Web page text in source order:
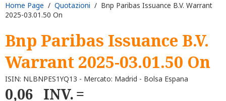
Home Page / Quotazioni / Bnp Paribas Issuance B.V. Warrant
2025-03.01.50 On
Bnp Paribas Issuance B.V.
Warrant 2025-03.01.50 On
ISIN: NLBNPES1YQ13 - Mercato: Madrid - Bolsa Espana
0,06 INV.